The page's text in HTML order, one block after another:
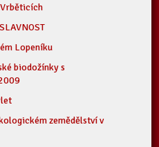
Lopeníku
biodožínky s
zemědělství v